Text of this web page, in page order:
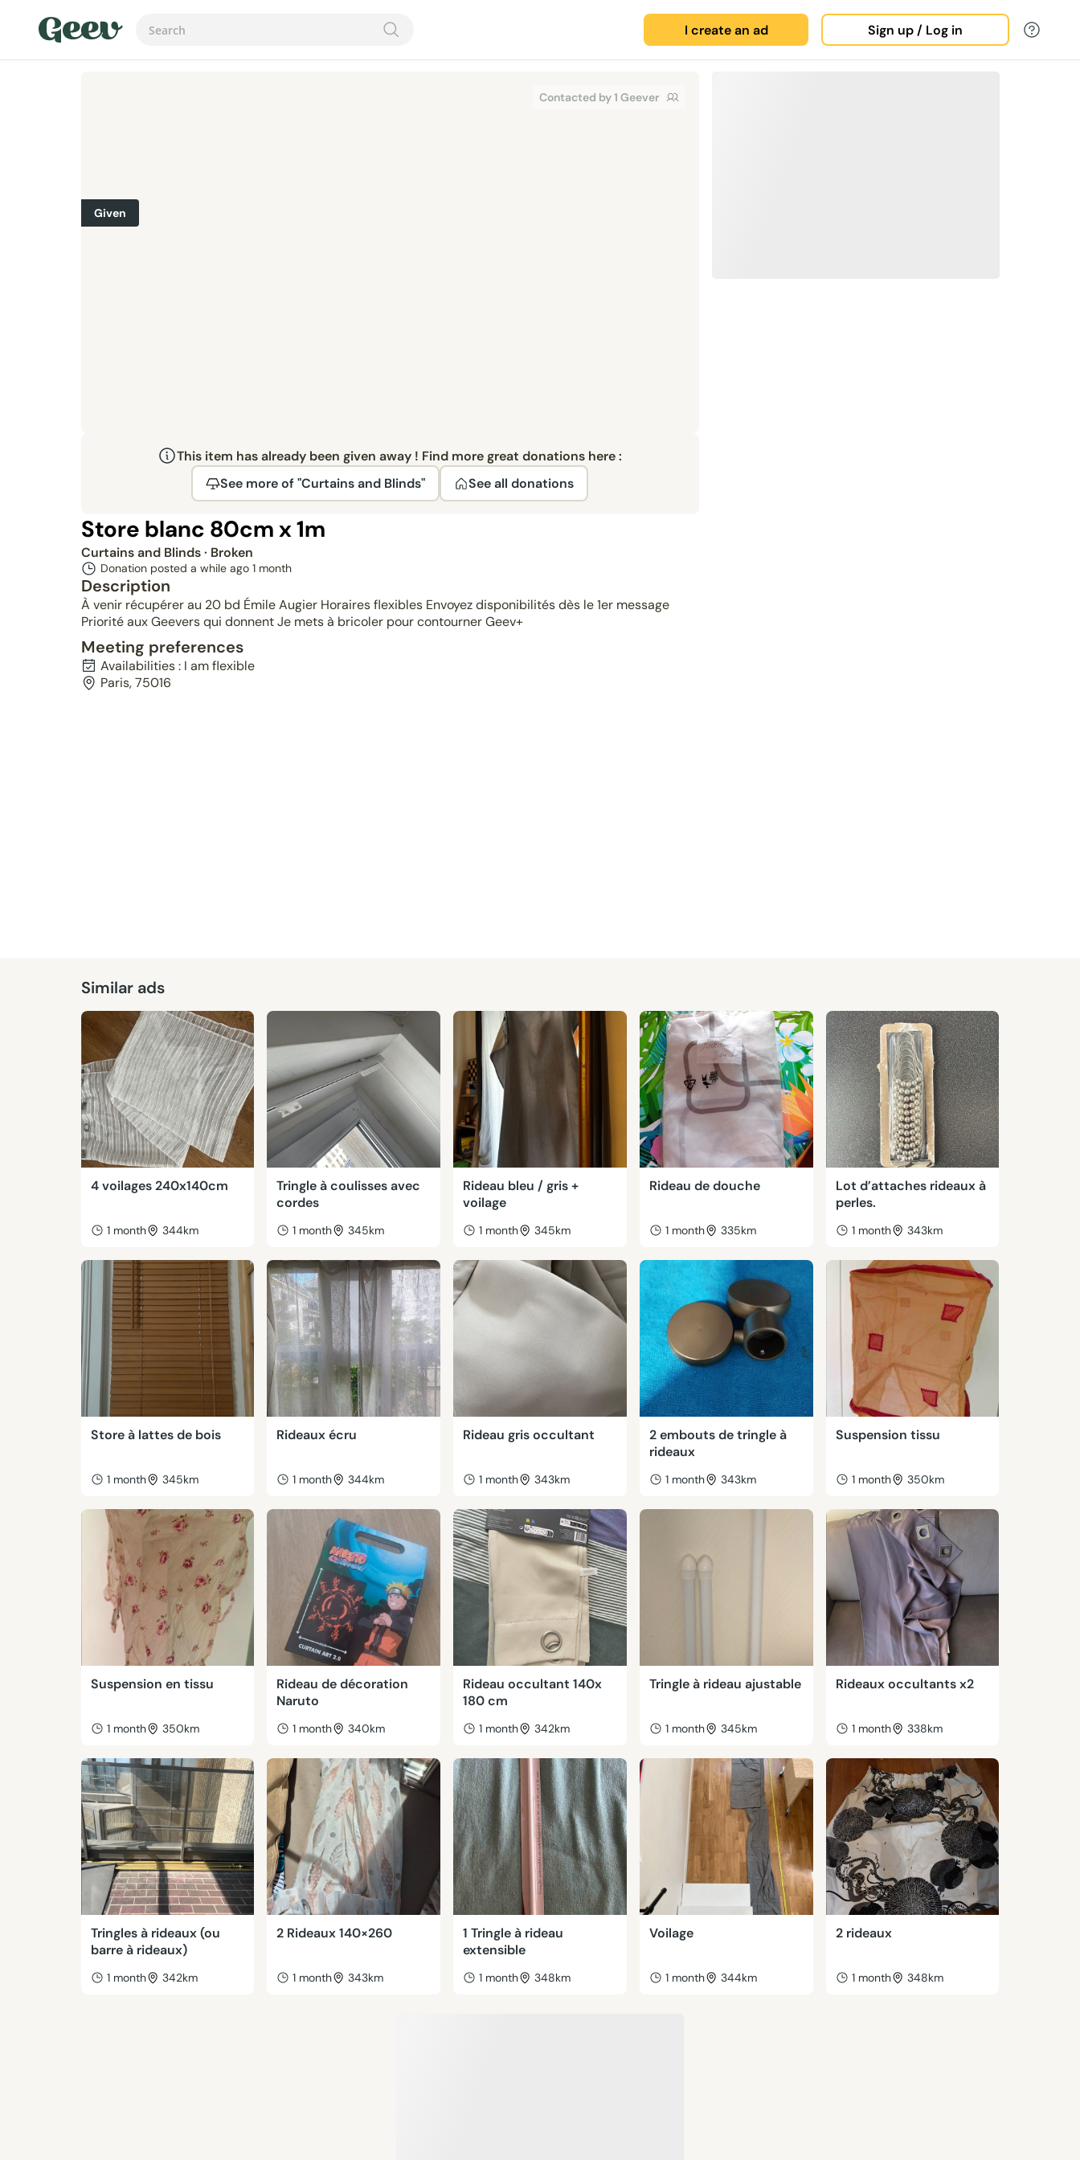
I create an ad Sign up / Log in
Contacted by 1 Geever
Given
This item has already been given away ! Find more great donations here :
See more of "Curtains and Blinds"
See all donations
Store blanc 80cm x 1m
Curtains and Blinds· Broken
Donation posted a while ago 1 month
Description
À venir récupérer au 20 bd Émile Augier Horaires flexibles Envoyez disponibilités dès le 1er message
Priorité aux Geevers qui donnent Je mets à bricoler pour contourner Geev+
Meeting preferences
Availabilities : I am flexible
Paris, 75016
Similar ads
4 voilages 240x140cm
1 month 344km
Tringle à coulisses avec
cordes
1 month 345km
Rideau bleu / gris +
voilage
1 month 345km
Rideau de douche
1 month 335km
Lot d’attaches rideaux à
perles.
1 month 343km
Store à lattes de bois
1 month 345km
Rideaux écru
1 month 344km
Rideau gris occultant
1 month 343km
2 embouts de tringle à
rideaux
1 month 343km
Suspension tissu
1 month 350km
Suspension en tissu
1 month 350km
Rideau de décoration
Naruto
1 month 340km
Rideau occultant 140x
180 cm
1 month 342km
Tringle à rideau ajustable
1 month 345km
Rideaux occultants x2
1 month 338km
Tringles à rideaux (ou
barre à rideaux)
1 month 342km
2 Rideaux 140×260
1 month 343km
1 Tringle à rideau
extensible
1 month 348km
Voilage
1 month 344km
2 rideaux
1 month 348km